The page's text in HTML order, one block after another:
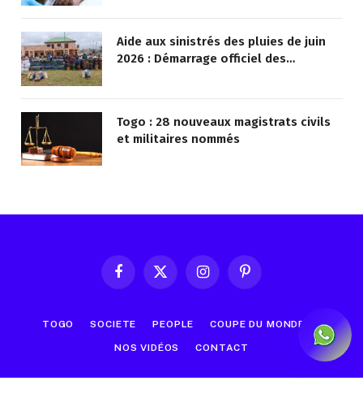
Aide aux sinistrés des pluies de juin
2026 : Démarrage officiel des
Togo : 28 nouveaux magistrats civils
et militaires nommés
FacebookX
InstagramPinterest
TOGO SOCIETE PEOPLE COUPE DU MONDE
NOS VIDÉOS CONTACT